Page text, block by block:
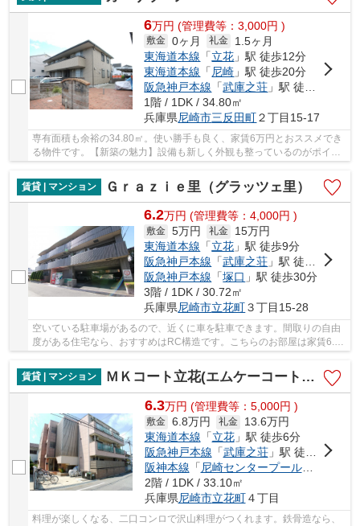
6万円 (管理費等：3,000円 )
敷金 0ヶ月 礼金
1.5ヶ月
東海道本線 「立花 」駅 徒歩12分
東海道本線 「 尼崎 」駅 徒歩20分
阪急神戸本線 「武庫之荘 」駅 徒歩30分
1階 / 1DK / 34.80㎡
兵庫県尼崎市三反田町２丁目15-17
専有面積も余裕の34.80㎡。使い勝手も良く、家賃6万円とおススメでき
る物件です。【新築の魅力】設備も新しく外観も整っているのがポイン
ト。駐輪場が付いているので、自転車を安心し...
賃貸 | マンション
Ｇｒａｚｉｅ里（グラッツェ里）
6.2万円 (管理費等：4,000円 )
敷金 5万円 礼金
15万円
東海道本線 「立花 」駅 徒歩9分
阪急神戸本線 「武庫之荘 」駅 徒歩18分
阪急神戸本線 「塚口 」駅 徒歩30分
3階 / 1DK / 30.72㎡
兵庫県尼崎市立花町３丁目15-28
空いている駐車場があるので、近くに車を駐車できます。間取りの自由
度がある住宅なら、おすすめはRC構造です。こちらのお部屋は家賃6.2
賃貸 | マンション
ＭＫコート立花(エムケーコート立花)
6.3万円 (管理費等：5,000円 )
敷金 6.8万円 礼金
13.6万円
東海道本線 「立花」駅 徒歩6分
阪急神戸本線 「武庫之荘」駅 徒歩20分
阪神本線 「尼崎センタープール前
2階 / 1DK / 33.10㎡
兵庫県尼崎市立花町４丁目
料理が楽しくなる、二口コンロで沢山料理がつくれます。鉄骨造なら、